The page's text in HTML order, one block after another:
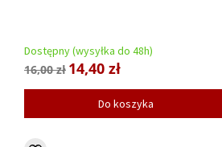
Dostępny (wysyłka do 48h)
16,00 zł 14,40 zł
Do koszyka